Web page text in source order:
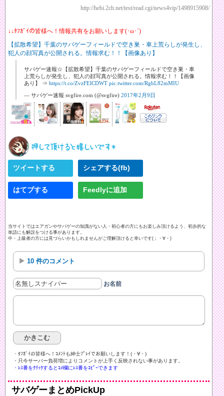
http://hebi.2ch.net/test/read.cgi/news4vip/1498915908/
↓↓ﾀﾌｶﾞｲの皆様へ！情報共有をお願いします(･ω･´)
【拡散希望】千葉のサバゲーフィールドで空き巣・車上荒らしが発生し、
犯人の顔写真が公開される。情報求む！！【画像あり】
サバゲー速報☆【拡散希望】千葉のサバゲーフィールドで空き巣・車
上荒らしが発生し、犯人の顔写真が公開される。情報求む！！【画像
あり】 ⇒ https://t.co/ZvzFElCDWT pic.twitter.com/RgbL82mMIU
— サバゲー速報 svgfire.com (@svgfire) 2017年2月9日
ツイートする シェアする(fb)
はてブする Feedlyに追加
当サイトではエアガンやサバゲーの知識がない人・初心者の方にもお楽しみ頂けるよう、初歩的な
単語にも解説をつける事があります。
中・上級者の方には見づらいかもしれませんがご理解頂けると幸いです(；・∀・)
10 件のコメント
お名前
・ﾀﾌｶﾞｲの皆様へ！ｺﾒﾝﾄも紳士ﾌﾟﾚｲでお願いします！(・∀・)ゞ
・只今サーバー負荷増によりコメントが上手く反映されない事があります。
・ﾚｽ番をｸﾘｯｸするとｺﾒ欄にﾚｽ番をｺﾋﾟｰできます
サバゲーまとめPickUp